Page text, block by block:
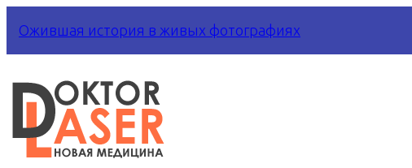
Ожившая история в живых фотографиях